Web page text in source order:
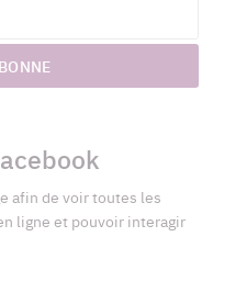
afin de voir toutes les
ligne et pouvoir interagir